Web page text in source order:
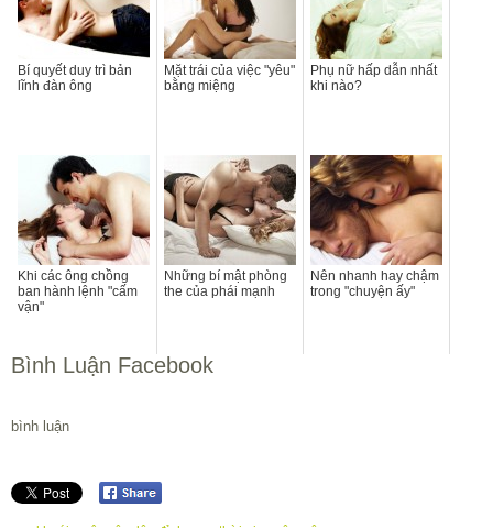
Bí quyết duy trì bản
lĩnh đàn ông
Mặt trái của việc "yêu"
bằng miệng
Phụ nữ hấp dẫn nhất
khi nào?
Khi các ông chồng
ban hành lệnh "cấm
vận"
Những bí mật phòng
the của phái mạnh
Nên nhanh hay chậm
trong "chuyện ấy"
Bình Luận Facebook
bình luận